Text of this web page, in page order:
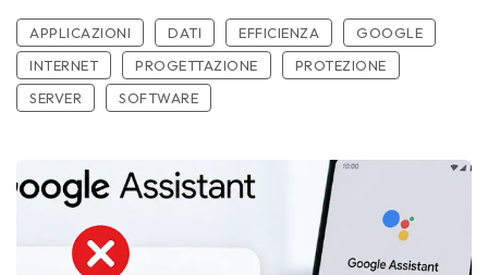
APPLICAZIONI DATI EFFICIENZA
GOOGLE
INTERNET
PROGETTAZIONE
PROTEZIONE
SERVER
SOFTWARE